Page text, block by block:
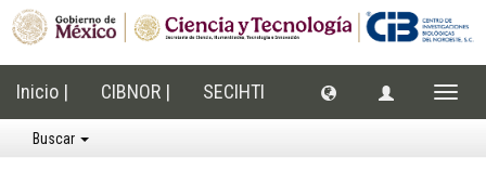
Inicio | CIBNOR | SECIHTI
Buscar